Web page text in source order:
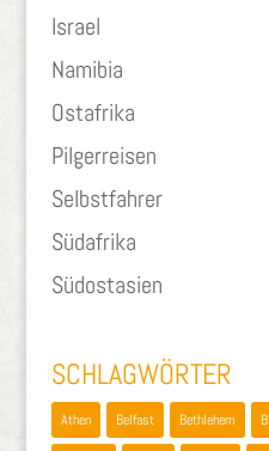
Israel
Namibia
Ostafrika
Pilgerreisen
Selbstfahrer
Südafrika
Südostasien
SCHLAGWÖRTER
Athen Belfast Bethlehem